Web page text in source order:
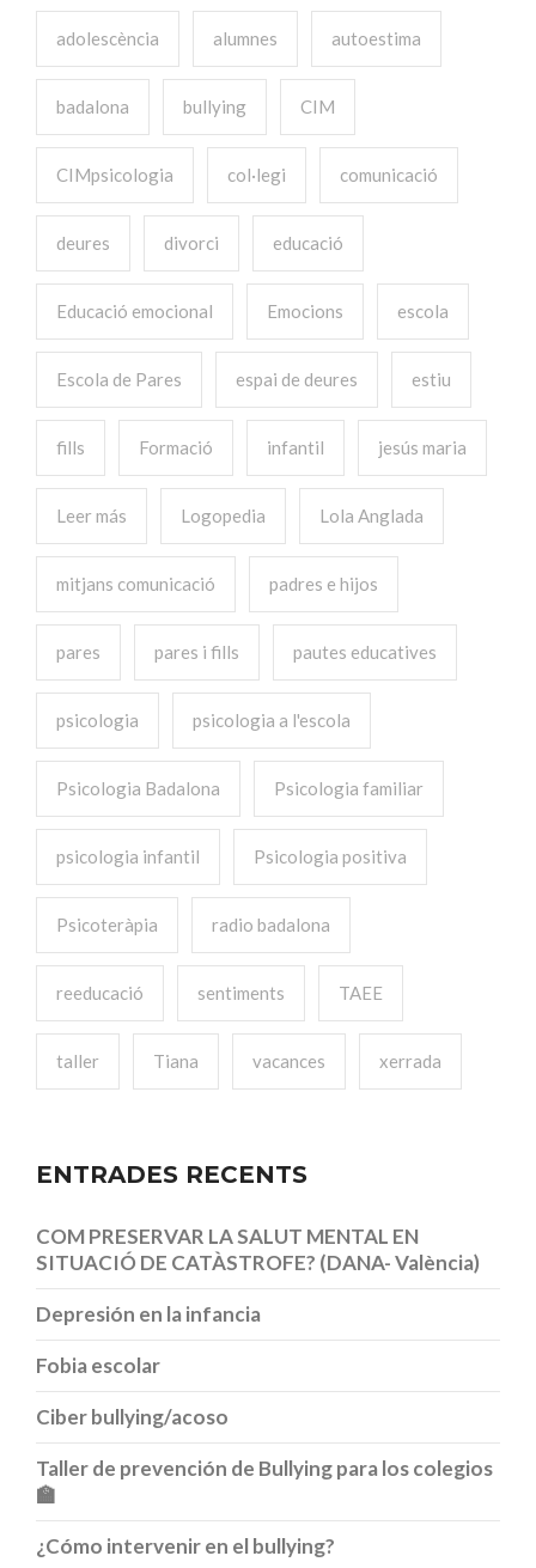
adolescència alumnes autoestima
badalona bullying CIM
CIMpsicologia col·legi comunicació
deures divorci educació
Educació emocional Emocions escola
Escola de Pares espai de deures estiu
fills Formació infantil jesús maria
Leer más Logopedia Lola Anglada
mitjans comunicació padres e hijos
pares pares i fills pautes educatives
psicologia psicologia a l'escola
Psicologia Badalona Psicologia familiar
psicologia infantil Psicologia positiva
Psicoteràpia radio badalona
reeducació sentiments TAEE
taller Tiana vacances xerrada
ENTRADES RECENTS
COM PRESERVAR LA SALUT MENTAL EN
SITUACIÓ DE CATÀSTROFE? (DANA- València)
Depresión en la infancia
Fobia escolar
Ciber bullying/acoso
Taller de prevención de Bullying para los colegios
🏫
¿Cómo intervenir en el bullying?